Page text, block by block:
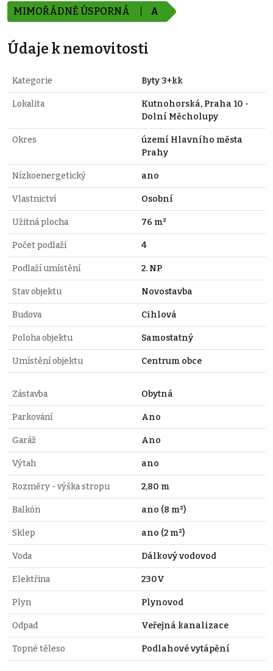
MIMOŘÁDNĚ ÚSPORNÁ A
Údaje k nemovitosti
Kategorie Byty 3+kk
Lokalita
Kutnohorská, Praha 10 -
Dolní Měcholupy
Okres
území Hlavního města
Prahy
Nízkoenergetický ano
Vlastnictví Osobní
Užitná plocha 76 m²
Počet podlaží 4
Podlaží umístění 2. NP
Stav objektu Novostavba
Budova Cihlová
Poloha objektu Samostatný
Umístění objektu Centrum obce
Zástavba Obytná
Parkování Ano
Garáž Ano
Výtah ano
Rozměry - výška stropu 2,80 m
Balkón ano (8 m²)
Sklep ano (2 m²)
Voda Dálkový vodovod
Elektřina 230V
Plyn Plynovod
Odpad Veřejná kanalizace
Topné těleso Podlahové vytápění